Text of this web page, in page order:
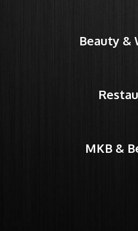
Beauty &
MKB &